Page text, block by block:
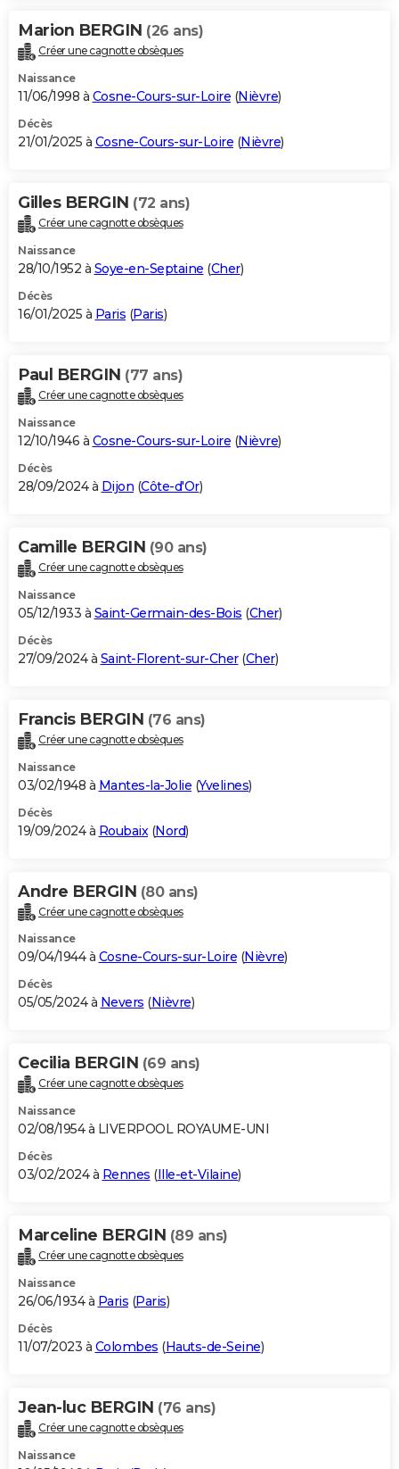
Marion BERGIN (26 ans)
Créer une cagnotte obsèques
Naissance
11/06/1998 à Cosne-Cours-sur-Loire (Nièvre)
Décès
21/01/2025 à Cosne-Cours-sur-Loire (Nièvre)
Gilles BERGIN (72 ans)
Créer une cagnotte obsèques
Naissance
28/10/1952 à Soye-en-Septaine (Cher)
Décès
16/01/2025 à Paris (Paris)
Paul BERGIN (77 ans)
Créer une cagnotte obsèques
Naissance
12/10/1946 à Cosne-Cours-sur-Loire (Nièvre)
Décès
28/09/2024 à Dijon (Côte-d'Or)
Camille BERGIN (90 ans)
Créer une cagnotte obsèques
Naissance
05/12/1933 à Saint-Germain-des-Bois (Cher)
Décès
27/09/2024 à Saint-Florent-sur-Cher(Cher)
Francis BERGIN (76 ans)
Créer une cagnotte obsèques
Naissance
03/02/1948 à Mantes-la-Jolie (Yvelines)
Décès
19/09/2024 à Roubaix (Nord)
Andre BERGIN (80 ans)
Créer une cagnotte obsèques
Naissance
09/04/1944 à Cosne-Cours-sur-Loire (Nièvre)
Décès
05/05/2024 à Nevers (Nièvre)
Cecilia BERGIN (69 ans)
Créer une cagnotte obsèques
Naissance
02/08/1954 à LIVERPOOL ROYAUME-UNI
Décès
03/02/2024 à Rennes (Ille-et-Vilaine)
Marceline BERGIN (89 ans)
Créer une cagnotte obsèques
Naissance
26/06/1934 à Paris (Paris)
Décès
11/07/2023 à Colombes (Hauts-de-Seine)
Jean-luc BERGIN (76 ans)
Créer une cagnotte obsèques
Naissance